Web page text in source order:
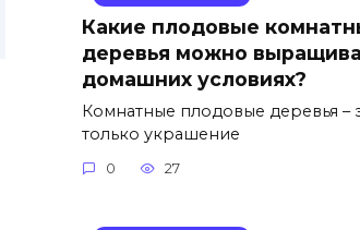
Какие плодовые
деревья можно
домашних условиях?
Комнатные плодовые деревья –
только украшение
0 27